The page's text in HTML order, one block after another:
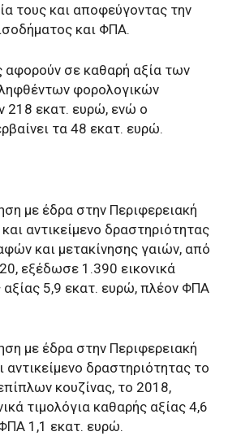
τους και αποφεύγοντας την
και ΦΠΑ.
αφορούν σε καθαρή αξία των
φορολογικών
218 εκατ. ευρώ, ενώ ο
τα 48 εκατ. ευρώ.
με έδρα στην Περιφερειακή
αντικείμενο δραστηριότητας
και μετακίνησης γαιών, από
εξέδωσε 1.390 εικονικά
αξίας 5,9 εκατ. ευρώ, πλέον ΦΠΑ
με έδρα στην Περιφερειακή
αντικείμενο δραστηριότητας το
κουζίνας, το 2018,
τιμολόγια καθαρής αξίας 4,6
1,1 εκατ. ευρώ.